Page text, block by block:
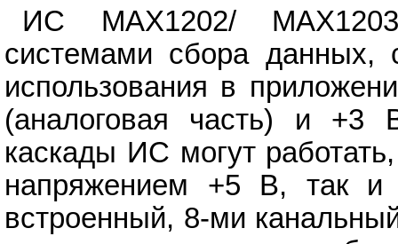
ИС MAX1202/
системами сбора данных,
использования в
(аналоговая часть) и +3
каскады ИС могут
напряжением +5 В, так
встроенный, 8-ми